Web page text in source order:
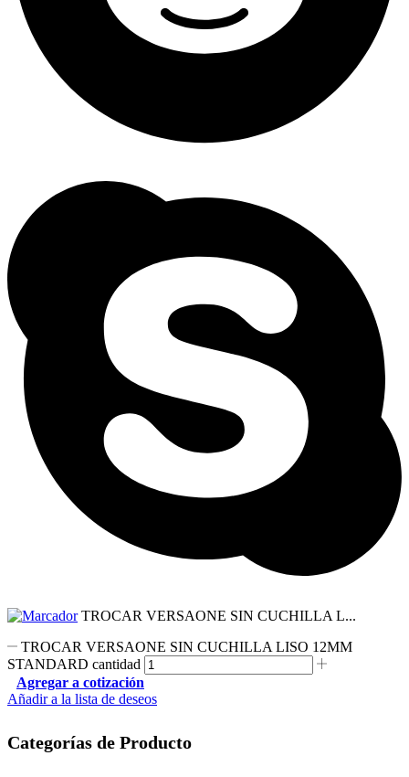
TROCAR VERSAONE SIN CUCHILLA L...
TROCAR VERSAONE SIN CUCHILLA LISO 12MM
STANDARD cantidad
Agregar a cotización
Añadir a la lista de deseos
Categorías de Producto